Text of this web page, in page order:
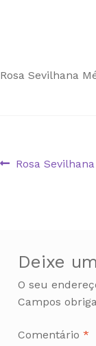
Rosa Sevilhana
Artigo
Rosa
Deixe
O seu
Campos
Comentário *